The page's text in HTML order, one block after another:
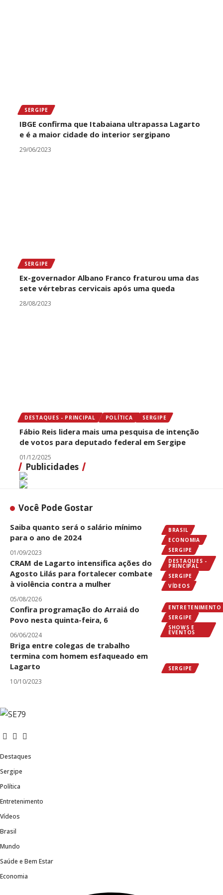
SERGIPE
IBGE confirma que Itabaiana ultrapassa Lagarto
e é a maior cidade do interior sergipano
29/06/2023
SERGIPE
Ex-governador Albano Franco fraturou uma das
sete vértebras cervicais após uma queda
28/08/2023
DESTAQUES - PRINCIPAL POLÍTICA SERGIPE
Fábio Reis lidera mais uma pesquisa de intenção
de votos para deputado federal em Sergipe
01/12/2025
Publicidades
Você Pode Gostar
BRASIL
ECONOMIA
SERGIPE
Saiba quanto será o salário mínimo
para o ano de 2024
01/09/2023
DESTAQUES -
PRINCIPAL
SERGIPE
VÍDEOS
CRAM de Lagarto intensifica ações do
Agosto Lilás para fortalecer combate
à violência contra a mulher
05/08/2026
ENTRETENIMENTO
SERGIPE
SHOWS E
EVENTOS
Confira programação do Arraiá do
Povo nesta quinta-feira, 6
06/06/2024
SERGIPE
Briga entre colegas de trabalho
termina com homem esfaqueado em
Lagarto
10/10/2023
Destaques
Sergipe
Política
Entretenimento
Vídeos
Brasil
Mundo
Saúde e Bem Estar
Economia